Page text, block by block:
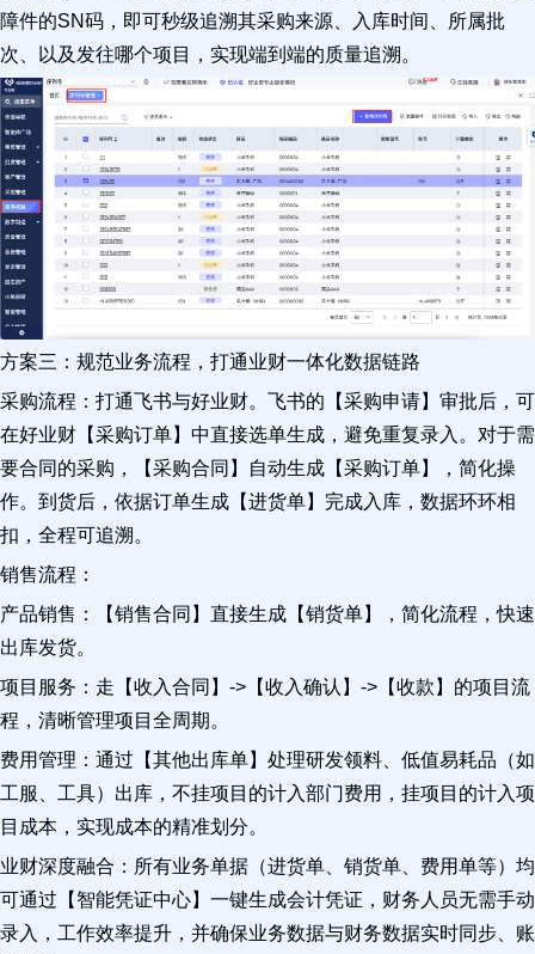
障件的SN码，即可秒级追溯其采购来源、入库时间、所属批
次、以及发往哪个项目，实现端到端的质量追溯。
方案三：规范业务流程，打通业财一体化数据链路
采购流程：打通飞书与好业财。飞书的【采购申请】审批后，可
在好业财【采购订单】中直接选单生成，避免重复录入。对于需
要合同的采购，【采购合同】自动生成【采购订单】，简化操
作。到货后，依据订单生成【进货单】完成入库，数据环环相
扣，全程可追溯。
销售流程：
产品销售：【销售合同】直接生成【销货单】，简化流程，快速
出库发货。
项目服务：走【收入合同】->【收入确认】->【收款】的项目流
程，清晰管理项目全周期。
费用管理：通过【其他出库单】处理研发领料、低值易耗品（如
工服、工具）出库，不挂项目的计入部门费用，挂项目的计入项
目成本，实现成本的精准划分。
业财深度融合：所有业务单据（进货单、销货单、费用单等）均
可通过【智能凭证中心】一键生成会计凭证，财务人员无需手动
录入，工作效率提升，并确保业务数据与财务数据实时同步、账